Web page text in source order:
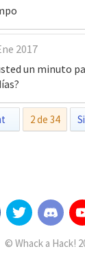
2017
un minuto
2 de 34
© Whack a Hack!